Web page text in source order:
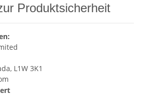
Produktsicherheit
L1W 3K1